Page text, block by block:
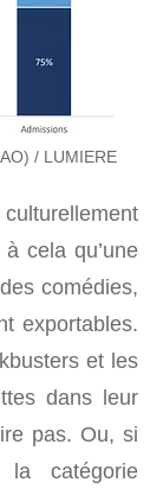
/ LUMIERE
cela qu’une
comédies,
exportables.
et les
dans leur
pas. Ou, si
catégorie